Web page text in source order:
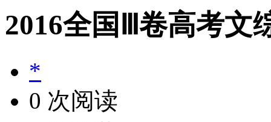
2016全国Ⅲ卷高考文
*
0 次阅读